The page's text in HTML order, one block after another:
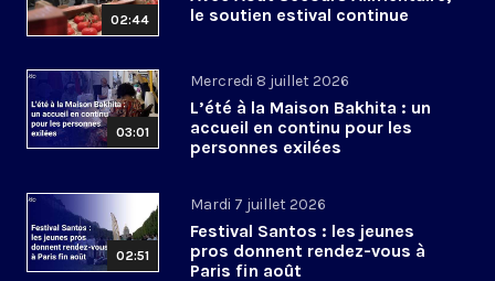
02:44
le soutien estival continue
03:01
Mercredi 8 juillet 2026
L’été à la Maison Bakhita : un
accueil en continu pour les
personnes exilées
02:51
Mardi 7 juillet 2026
Festival Santos : les jeunes
pros donnent rendez-vous à
Paris fin août